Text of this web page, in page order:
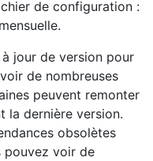
de configuration :
jour de version pour
de nombreuses
peuvent remonter
la dernière version.
obsolètes
pouvez voir de